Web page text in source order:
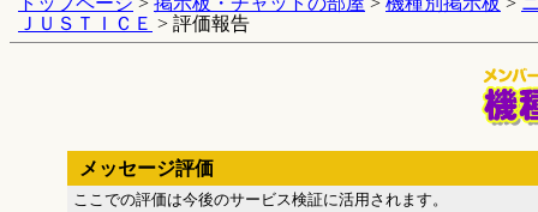
ＪＵＳＴＩＣＥ > 評価報告
メッセージ評価
ここでの評価は今後のサービス検証に活用されます。